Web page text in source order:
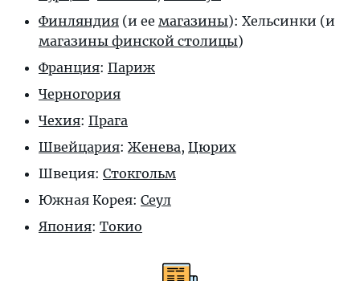
Финляндия (и ее магазины): Хельсинки (и
магазины финской столицы)
Франция: Париж
Черногория
Чехия: Прага
Швейцария: Женева, Цюрих
Швеция: Стокгольм
Южная Корея: Сеул
Япония: Токио